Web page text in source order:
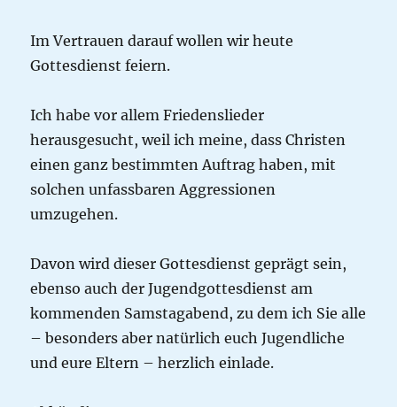
Im Vertrauen darauf wollen wir heute
Gottesdienst feiern.
Ich habe vor allem Friedenslieder
herausgesucht, weil ich meine, dass Christen
einen ganz bestimmten Auftrag haben, mit
solchen unfassbaren Aggressionen
umzugehen.
Davon wird dieser Gottesdienst geprägt sein,
ebenso auch der Jugendgottesdienst am
kommenden Samstagabend, zu dem ich Sie alle
– besonders aber natürlich euch Jugendliche
und eure Eltern – herzlich einlade.